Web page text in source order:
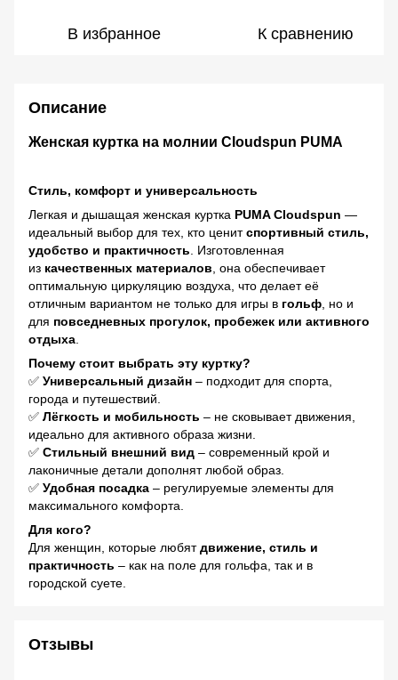
В избранное К сравнению
Описание
Женская куртка на молнии Cloudspun PUMA
Стиль, комфорт и универсальность
Легкая и дышащая женская куртка PUMA Cloudspun —
идеальный выбор для тех, кто ценитспортивный стиль,
удобство и практичность . Изготовленная
из качественных материалов , она обеспечивает
оптимальную циркуляцию воздуха, что делает её
отличным вариантом не только для игры в гольф , но и
для повседневных прогулок, пробежек или активного
отдыха
Почему стоит выбрать эту куртку?
✅ Универсальный дизайн – подходит для спорта,
города и путешествий.
✅ Лёгкость и мобильность – не сковывает движения,
идеально для активного образа жизни.
✅ Стильный внешний вид – современный крой и
лаконичные детали дополнят любой образ.
✅ Удобная посадка – регулируемые элементы для
максимального комфорта.
Для кого?
Для женщин, которые любятдвижение, стиль и
практичность – как на поле для гольфа, так и в
городской суете.
Отзывы